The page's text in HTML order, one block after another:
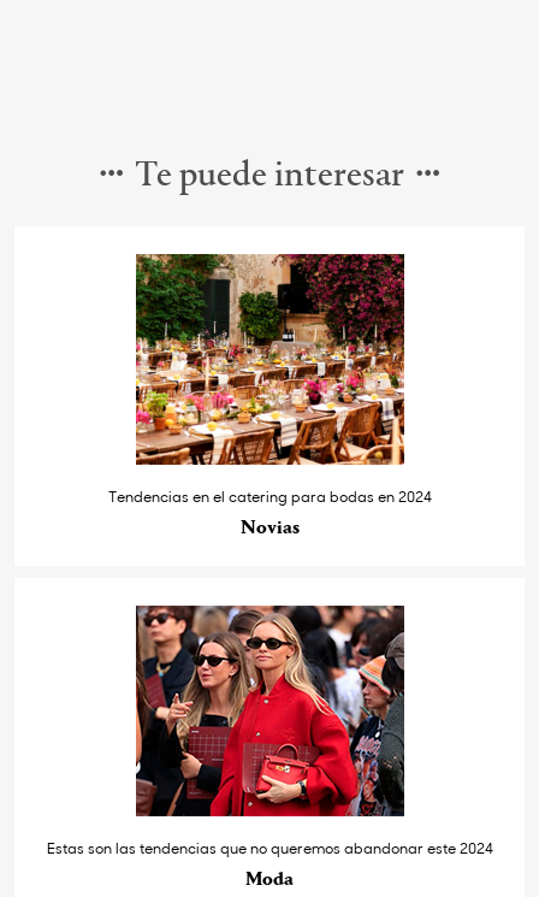
Te puede interesar
Tendencias en el catering para bodas en 2024
Novias
Estas son las tendencias que no queremos abandonar este 2024
Moda